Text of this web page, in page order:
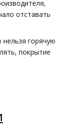
отставать
горячую
покрытие